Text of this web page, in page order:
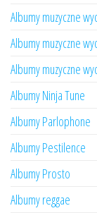
Albumy muzyczne
Albumy muzyczne
Albumy muzyczne
Albumy Ninja Tune
Albumy Parlophone
Albumy Pestilence
Albumy Prosto
Albumy reggae